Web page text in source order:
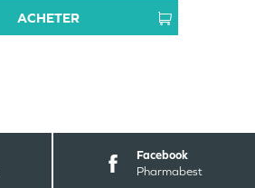
ACHETER
Facebook
Pharmabest